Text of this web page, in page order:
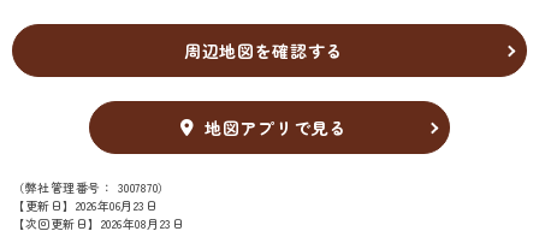
周辺地図を確認する
地図アプリで見る
（弊社管理番号： 3007870）
【更新日】2026年06月23日
【次回更新日】2026年08月23日